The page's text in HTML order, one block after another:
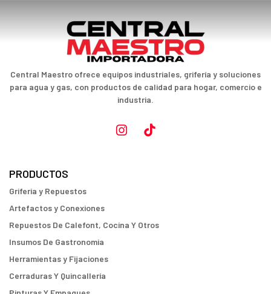
Central Maestro ofrece equipos industriales, grifería y soluciones
para agua y gas, con productos de calidad para hogar, comercio e
industria.
PRODUCTOS
Griferia y Repuestos
Artefactos y Conexiones
Repuestos De Calefont, Cocina Y Otros
Insumos De Gastronomia
Herramientas y Fijaciones
Cerraduras Y Quincallería